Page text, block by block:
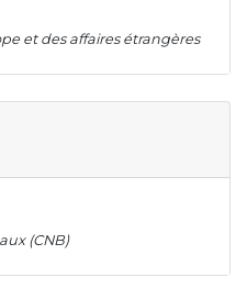
et des affaires étrangères
(CNB)